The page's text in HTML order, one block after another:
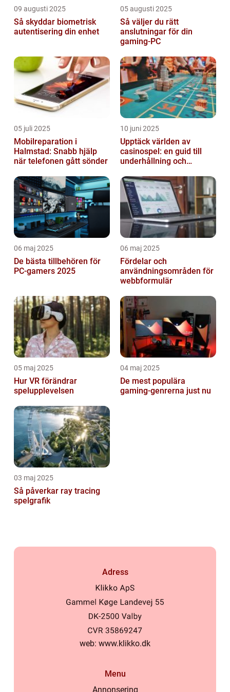
09 augusti 2025
Så skyddar biometrisk
autentisering din enhet
05 augusti 2025
Så väljer du rätt
anslutningar för din
gaming-PC
05 juli 2025
Mobilreparation i
Halmstad: Snabb hjälp
när telefonen gått sönder
10 juni 2025
Upptäck världen av
casinospel: en guid till
underhållning och
06 maj 2025
De bästa tillbehören för
PC-gamers 2025
06 maj 2025
Fördelar och
användningsområden för
webbformulär
05 maj 2025
Hur VR förändrar
spelupplevelsen
04 maj 2025
De mest populära
gaming-genrerna just nu
03 maj 2025
Så påverkar ray tracing
spelgrafik
Adress
web: www.klikko.dk
Menu
Annonsering